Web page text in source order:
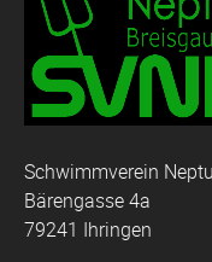
Schwimmverein
Bärengasse 4a
79241 Ihringen